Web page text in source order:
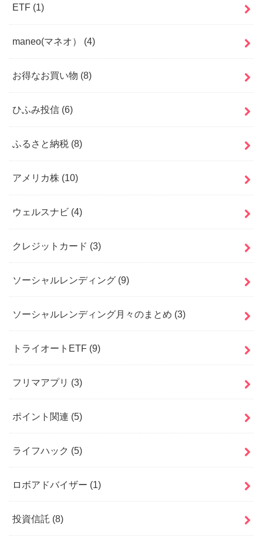
ETF (1)
maneo(マネオ） (4)
お得なお買い物 (8)
ひふみ投信 (6)
ふるさと納税 (8)
アメリカ株 (10)
ウェルスナビ (4)
クレジットカード (3)
ソーシャルレンディング (9)
ソーシャルレンディング月々のまとめ (3)
トライオートETF (9)
フリマアプリ (3)
ポイント関連 (5)
ライフハック (5)
ロボアドバイザー (1)
投資信託 (8)